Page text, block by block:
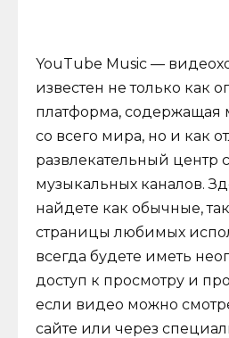
YouTube Music —
известен не только как
платформа,
со всего мира, но и как
развлекательный центр
музыкальных каналов.
найдете как обычные,
страницы любимых
всегда будете иметь
доступ к просмотру и
если видео можно
сайте или через